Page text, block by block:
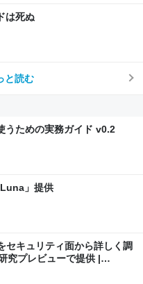
は死ぬ
と読む
うための実務ガイド v0.2
」提供
キュリティ面から詳しく調
究プレビューで提供 |